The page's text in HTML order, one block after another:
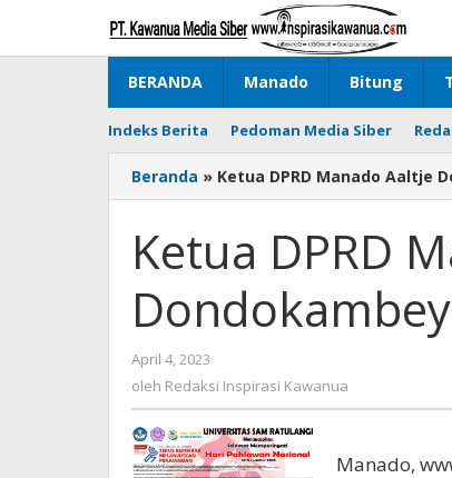
konten
BERANDA Manado Bitung
Indeks Berita Pedoman Media Siber
Beranda » Ketua DPRD Manado Aaltje
Ketua DPRD
April 4, 2023
Redaksi
Inspirasi
Kawanua
oleh Redaksi Inspirasi Kawanua
Manado,